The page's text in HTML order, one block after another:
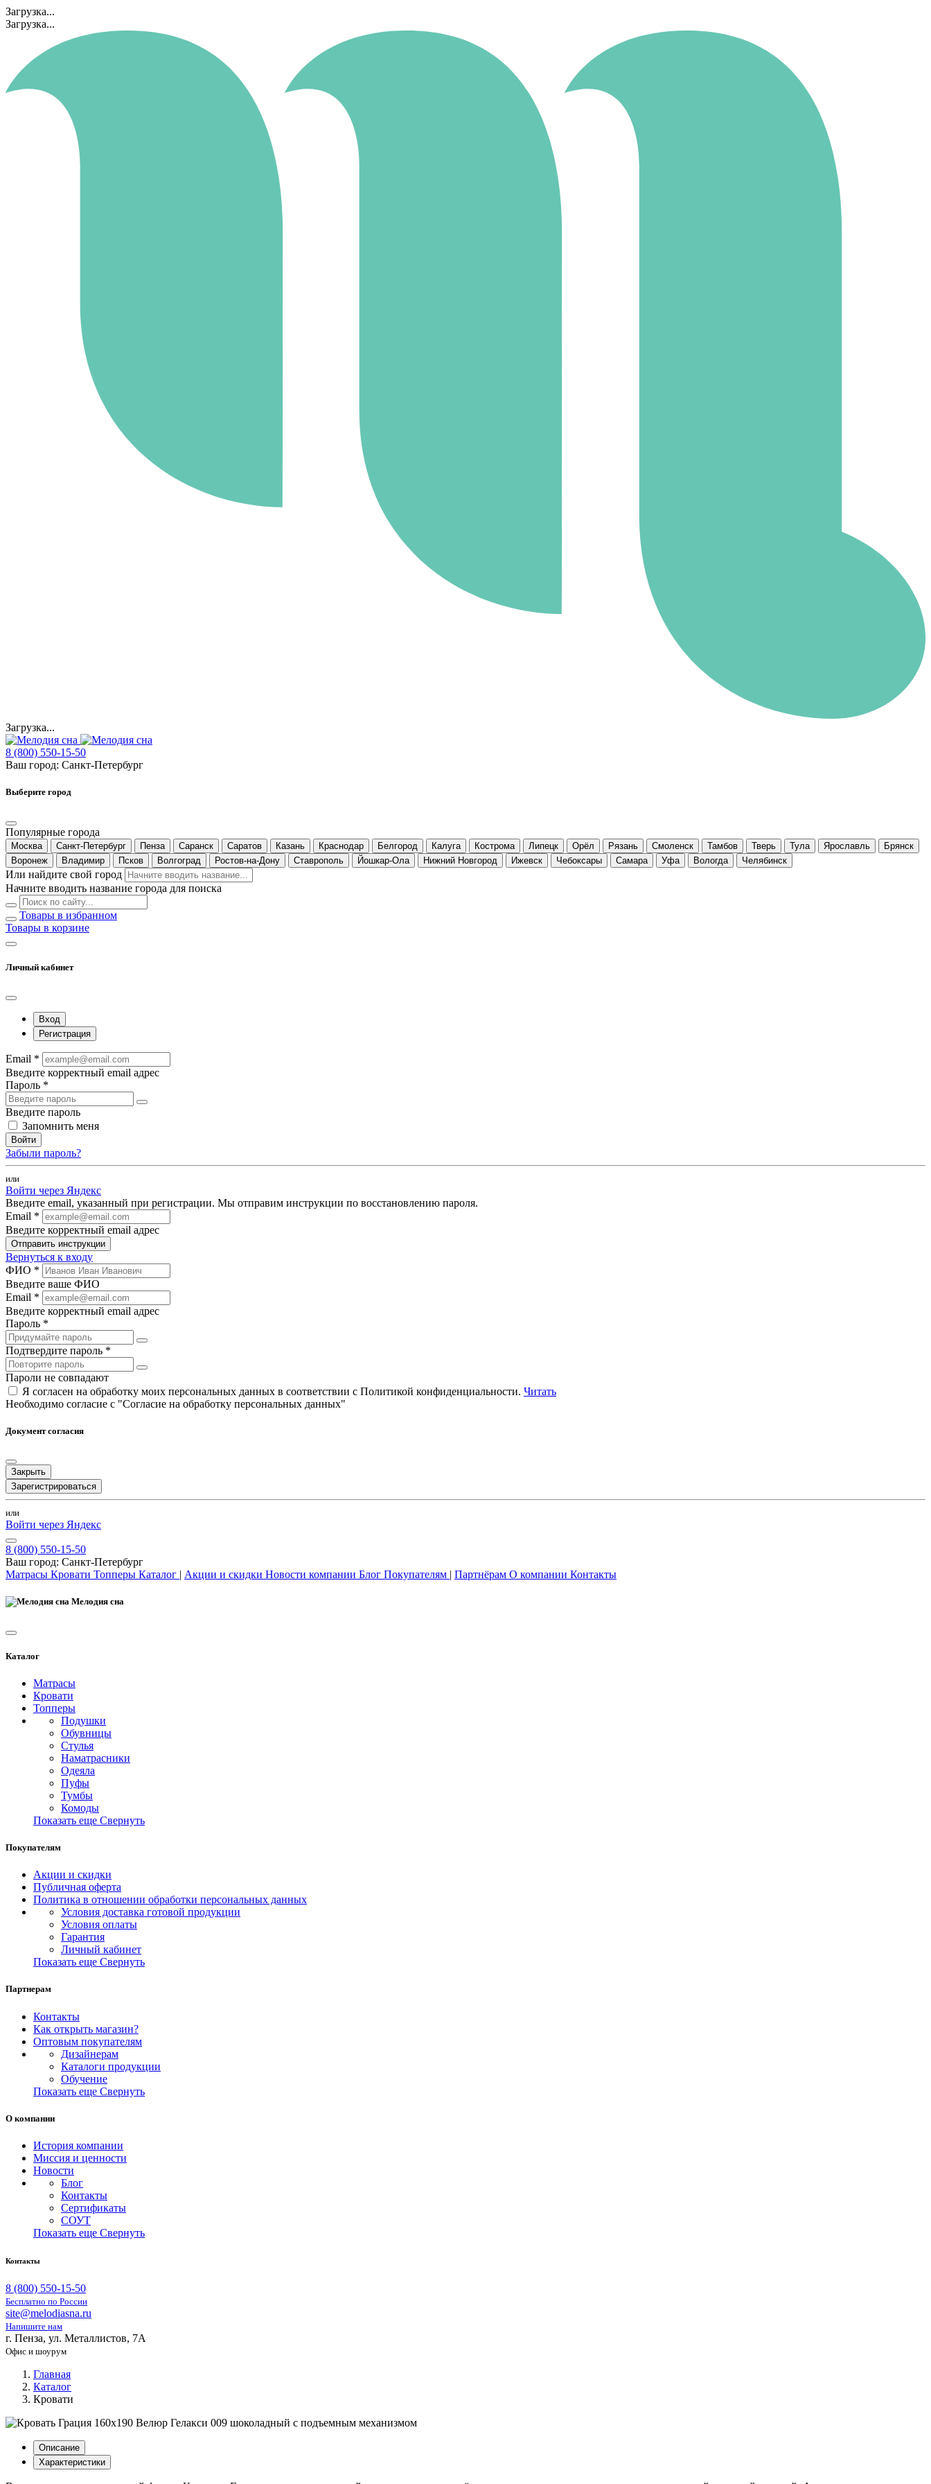
Загрузка...
Загрузка...
Загрузка...
8 (800) 550-15-50
Ваш город: Санкт-Петербург
Выберите город
Популярные города
Москва Санкт-Петербург Пенза Саранск Саратов Казань Краснодар Белгород Калуга Кострома Липецк Орёл Рязань Смоленск Тамбов Тверь Тула Ярославль
Брянск
Воронеж
Владимир Псков Волгоград Ростов-на-Дону Ставрополь Йошкар-Ола Нижний Новгород Ижевск Чебоксары Самара Уфа Вологда Челябинск
Или найдите свой город
Начните вводить название города для поиска
Товары в избранном
Товары в корзине
Личный кабинет
Вход
Регистрация
Email *
Введите корректный email адрес
Пароль *
Введите пароль
Запомнить меня
Войти
Забыли пароль?
или
Войти через Яндекс
Введите email, указанный при регистрации. Мы отправим инструкции по восстановлению пароля.
Email *
Введите корректный email адрес
Отправить инструкции
Вернуться к входу
ФИО *
Введите ваше ФИО
Email *
Введите корректный email адрес
Пароль *
Подтвердите пароль *
Пароли не совпадают
Я согласен на обработку моих персональных данных в соответствии с Политикой конфиденциальности. Читать
Необходимо согласие с "Согласие на обработку персональных данных"
Документ согласия
Закрыть
Зарегистрироваться
или
Войти через Яндекс
8 (800) 550-15-50
Ваш город: Санкт-Петербург
Матрасы Кровати Топперы Каталог | Акции и скидки Новости компании Блог Покупателям | Партнёрам О компании Контакты
Мелодия сна
Каталог
Матрасы
Кровати
Топперы
Подушки
Обувницы
Стулья
Наматрасники
Одеяла
Пуфы
Тумбы
Комоды
Показать еще Свернуть
Покупателям
Акции и скидки
Публичная оферта
Политика в отношении обработки персональных данных
Условия доставка готовой продукции
Условия оплаты
Гарантия
Личный кабинет
Показать еще Свернуть
Партнерам
Контакты
Как открыть магазин?
Оптовым покупателям
Дизайнерам
Каталоги продукции
Обучение
Показать еще Свернуть
О компании
История компании
Миссия и ценности
Новости
Блог
Контакты
Сертификаты
СОУТ
Показать еще Свернуть
Контакты
8 (800) 550-15-50
Бесплатно по России
site@melodiasna.ru
Напишите нам
г. Пенза, ул. Металлистов, 7А
Офис и шоурум
Главная
Каталог
Кровати
Описание
Характеристики